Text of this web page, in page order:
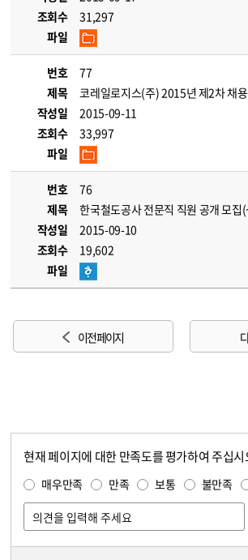
조회수
31,297
파일
번호
77
제목
코레일로지스(주) 2015년 제2차 채
작성일
2015-09-11
조회수
33,997
파일
번호
76
제목
한국철도공사 전문직 직원 공개 모집
작성일
2015-09-10
조회수
19,602
파일
이전 페이지
현재 페이지에 대한 만족도를 평가하여 주십시
매우만족 만족 보통 불만족